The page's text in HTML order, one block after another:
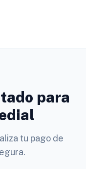
para
tu pago de